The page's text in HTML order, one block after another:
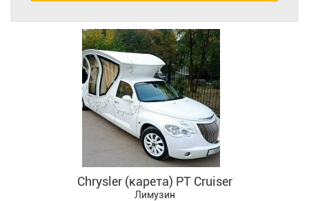
Chrysler (карета) PT Cruiser
Лимузин